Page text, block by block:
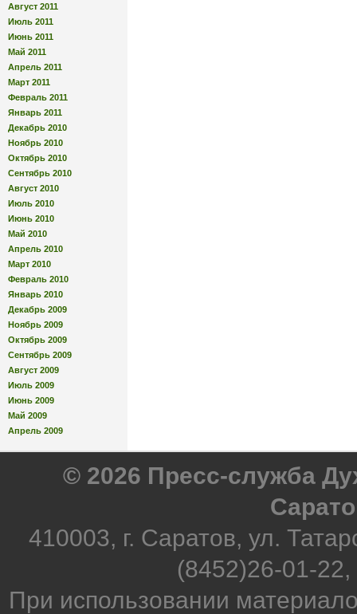
Август 2011
Июль 2011
Июнь 2011
Май 2011
Апрель 2011
Март 2011
Февраль 2011
Январь 2011
Декабрь 2010
Ноябрь 2010
Октябрь 2010
Сентябрь 2010
Август 2010
Июль 2010
Июнь 2010
Май 2010
Апрель 2010
Март 2010
Февраль 2010
Январь 2010
Декабрь 2009
Ноябрь 2009
Октябрь 2009
Сентябрь 2009
Август 2009
Июль 2009
Июнь 2009
Май 2009
Апрель 2009
© 2026 Пресс-служба
410003, г. Саратов, ул.
(8452)26-01-
При использовании